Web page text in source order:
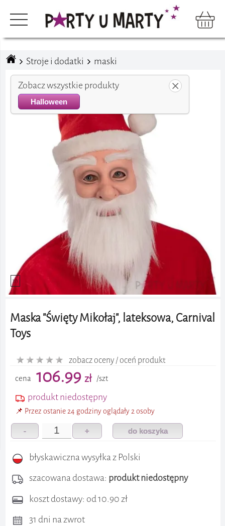
Stroje i dodatki
maski
Zobacz wszystkie produkty
Halloween
1/1
Maska "Święty Mikołaj", lateksowa, Carnival
Toys
zobacz oceny / oceń produkt
cena 106.99 zł /szt
produkt niedostępny
📌 Przez ostanie 24 godziny oglądały 2 osoby
- + do koszyka
błyskawiczna wysyłka z Polski
szacowana dostawa: produkt niedostępny
koszt dostawy: od 10.90 zł
31 dni na zwrot